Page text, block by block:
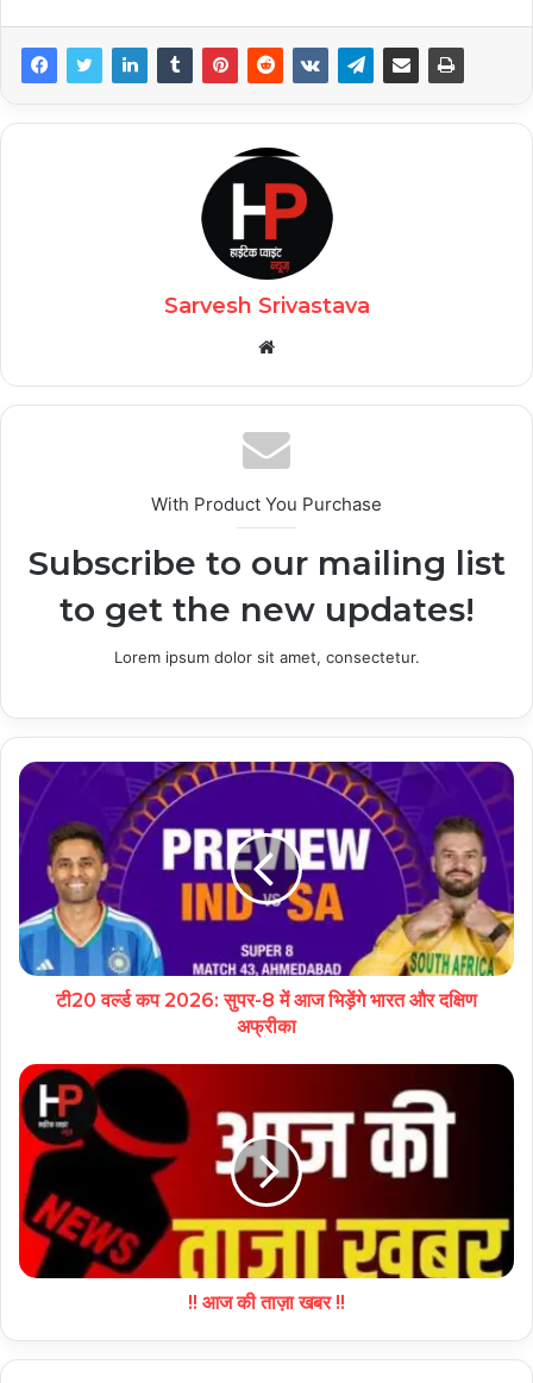
Sarvesh Srivastava
Website
With Product You Purchase
Subscribe to our mailing list
to get the new updates!
Lorem ipsum dolor sit amet, consectetur.
टी20 वर्ल्ड कप 2026: सुपर-8 में आज भिड़ेंगे भारत और दक्षिण
अफ्रीका
!! आज की ताज़ा खबर !!